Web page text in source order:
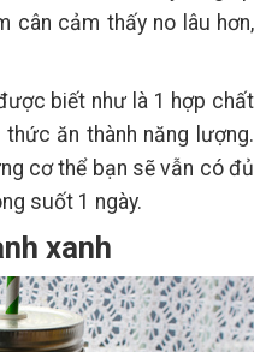
cân cảm thấy no lâu hơn,
biết như là 1 hợp chất
ăn thành năng lượng.
cơ thể bạn sẽ vẫn có đủ
suốt 1 ngày.
xanh